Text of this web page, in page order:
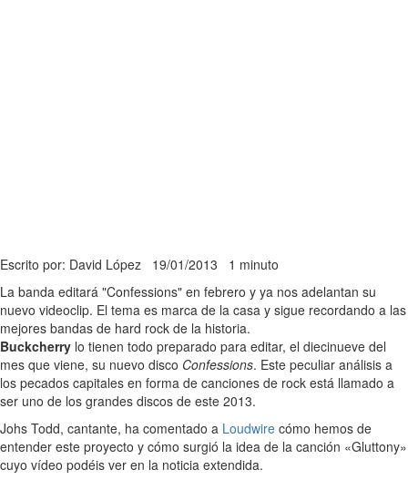
Escrito por: David López 19/01/2013 1 minuto
La banda editará "Confessions" en febrero y ya nos adelantan su
nuevo videoclip. El tema es marca de la casa y sigue recordando a las
mejores bandas de hard rock de la historia.
Buckcherry lo tienen todo preparado para editar, el diecinueve del
mes que viene, su nuevo disco Confessions. Este peculiar análisis a
los pecados capitales en forma de canciones de rock está llamado a
ser uno de los grandes discos de este 2013.
Johs Todd, cantante, ha comentado a Loudwire cómo hemos de
entender este proyecto y cómo surgió la idea de la canción «Gluttony»
cuyo vídeo podéis ver en la noticia extendida.